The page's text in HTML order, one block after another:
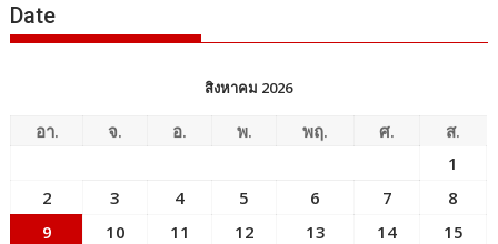
Date
สิงหาคม 2026
อา. จ. อ. พ. พฤ. ศ.
ส.
1
2
3 4 5 6 7
8
9
10 11 12 13 14
15